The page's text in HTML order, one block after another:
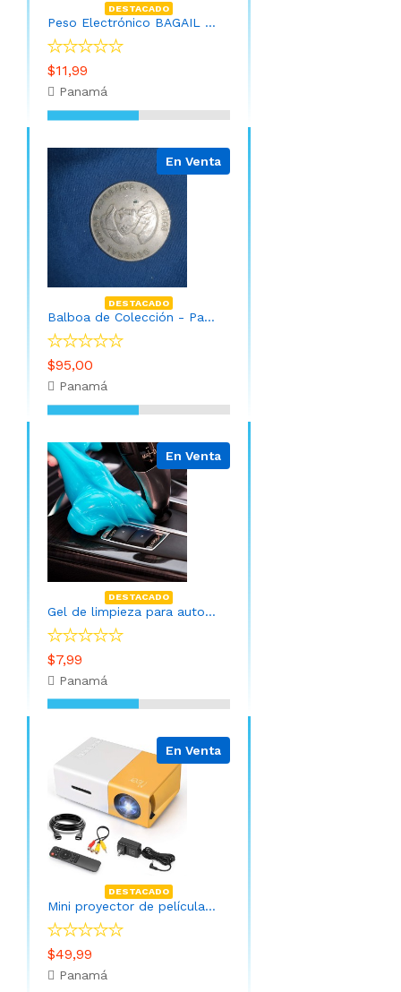
DESTACADO
Peso Electrónico BAGAIL - Báscula digital de cocina de acero inoxidable de alta calidad, peso de gramos y onzas para hornear y cocinar
$11,99
Panamá
En Venta
DESTACADO
Balboa de Colección - Panamá año 1982
$95,00
Panamá
En Venta
DESTACADO
Gel de limpieza para automóvil
$7,99
Panamá
En Venta
DESTACADO
Mini proyector de películas portátil con control remoto
$49,99
Panamá